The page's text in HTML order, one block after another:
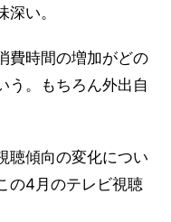
い。
費時間の増加がどの
う。もちろん外出自
聴傾向の変化につい
の4月のテレビ視聴